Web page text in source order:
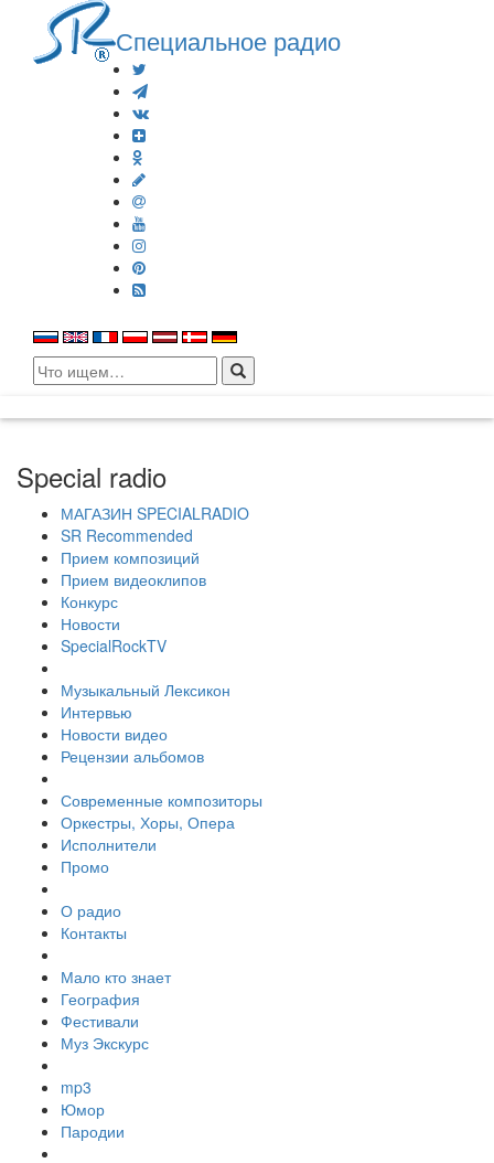
Специальное радио
Search
for:
Special radio
МАГАЗИН SPECIALRADIO
SR Recommended
Прием композиций
Прием видеоклипов
Конкурс
Новости
SpecialRockTV
Музыкальный Лексикон
Интервью
Новости видео
Рецензии альбомов
Современные композиторы
Оркестры, Хоры, Опера
Исполнители
Промо
О радио
Контакты
Мало кто знает
География
Фестивали
Муз Экскурс
mp3
Юмор
Пародии